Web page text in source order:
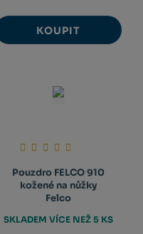
KOUPIT
Pouzdro FELCO 910
kožené na nůžky
Felco
SKLADEM VÍCE NEŽ 5 KS